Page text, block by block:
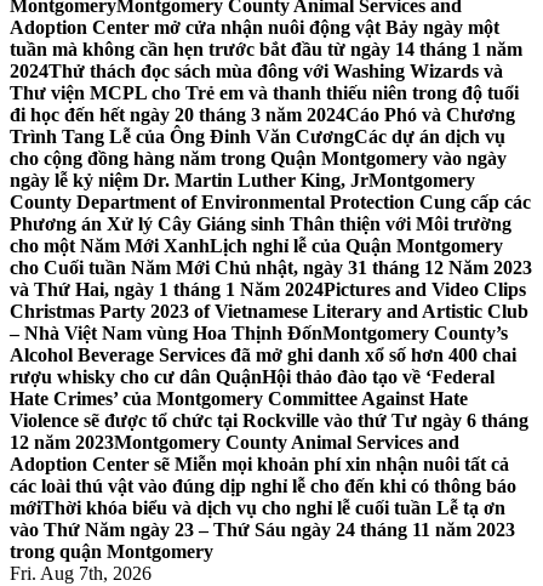
MontgomeryMontgomery County Animal Services and
Adoption Center mở cửa nhận nuôi động vật Bảy ngày một
tuần mà không cần hẹn trước bắt đầu từ ngày 14 tháng 1 năm
2024Thử thách đọc sách mùa đông với Washing Wizards và
Thư viện MCPL cho Trẻ em và thanh thiếu niên trong độ tuổi
đi học đến hết ngày 20 tháng 3 năm 2024Cáo Phó và Chương
Trình Tang Lễ của Ông Đinh Văn CươngCác dự án dịch vụ
cho cộng đồng hàng năm trong Quận Montgomery vào ngày
ngày lễ kỷ niệm Dr. Martin Luther King, JrMontgomery
County Department of Environmental Protection Cung cấp các
Phương án Xử lý Cây Giáng sinh Thân thiện với Môi trường
cho một Năm Mới XanhLịch nghỉ lễ của Quận Montgomery
cho Cuối tuần Năm Mới Chủ nhật, ngày 31 tháng 12 Năm 2023
và Thứ Hai, ngày 1 tháng 1 Năm 2024Pictures and Video Clips
Christmas Party 2023 of Vietnamese Literary and Artistic Club
– Nhà Việt Nam vùng Hoa Thịnh ĐốnMontgomery County’s
Alcohol Beverage Services đã mở ghi danh xổ số hơn 400 chai
rượu whisky cho cư dân QuậnHội thảo đào tạo về ‘Federal
Hate Crimes’ của Montgomery Committee Against Hate
Violence sẽ được tổ chức tại Rockville vào thứ Tư ngày 6 tháng
12 năm 2023Montgomery County Animal Services and
Adoption Center sẽ Miễn mọi khoản phí xin nhận nuôi tất cả
các loài thú vật vào đúng dịp nghỉ lễ cho đến khi có thông báo
mớiThời khóa biểu và dịch vụ cho nghỉ lễ cuối tuần Lễ tạ ơn
vào Thứ Năm ngày 23 – Thứ Sáu ngày 24 tháng 11 năm 2023
trong quận Montgomery
Fri. Aug 7th, 2026